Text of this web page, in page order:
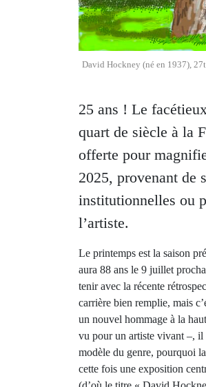
David Hockney (né en 1937),
25 ans ! Le
quart de siècle à la
offerte pour
2025, provenant de
institutionnelles ou
l’artiste.
Le printemps est la saison
aura 88 ans le 9 juillet
tenir avec la récente
carrière bien remplie, mais
un nouvel hommage à la
vu pour un artiste vivant –, il
modèle du genre, pourquoi
cette fois une exposition